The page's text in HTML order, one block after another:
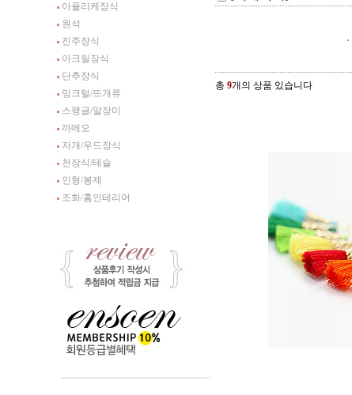
아플리케장식
원석
진주장식
아크릴장식
단추장식
밍크털/뜨개류
스팽글/알장미
까메오
자개/우드장식
천장식/테슬
인형/봉제
조화/홈인테리어
총 9개의 상품 있습니다